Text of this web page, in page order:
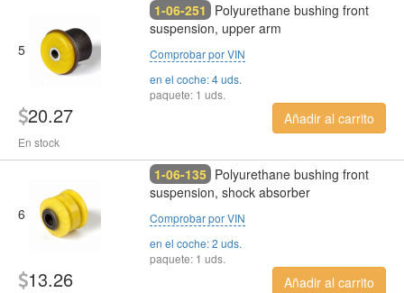
5
1-06-251 Polyurethane bushing front
suspension, upper arm
Comprobar por VIN
en el coche: 4 uds.
paquete: 1 uds.
20.27
En stock
Añadir al carrito
6
1-06-135 Polyurethane bushing front
suspension, shock absorber
Comprobar por VIN
en el coche: 2 uds.
paquete: 1 uds.
13.26 Añadir al carrito